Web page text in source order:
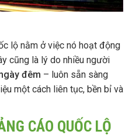
lộ nằm ở việc nó hoạt động
cũng là lý do nhiều người
đêm – luôn sẵn sàng
một cách liên tục, bền bỉ và
CÁO QUỐC LỘ